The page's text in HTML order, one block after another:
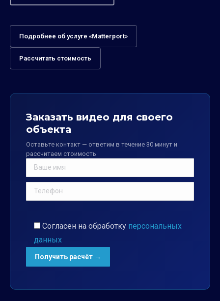
Подробнее об услуге «Matterport»
Рассчитать стоимость
Заказать видео для своего
объекта
Оставьте контакт — ответим в течение 30 минут и
рассчитаем стоимость
Согласен на обработку персональных
данных